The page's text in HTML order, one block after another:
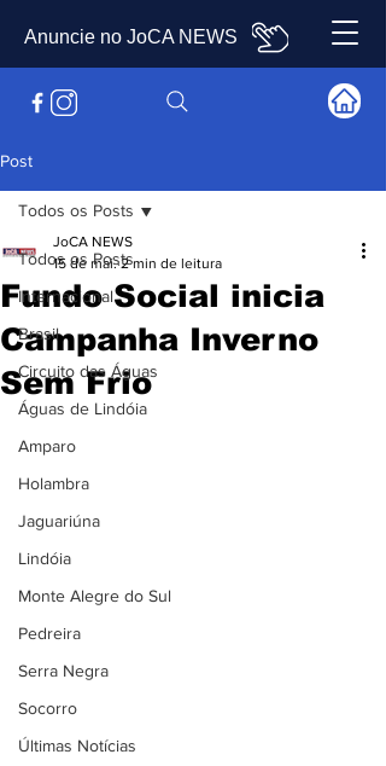
Anuncie no JoCA NEWS
Post
Todos os Posts
Internacional
Brasil
Circuito das Águas
Águas de Lindóia
Amparo
Holambra
Jaguariúna
Lindóia
Monte Alegre do Sul
Pedreira
Serra Negra
Socorro
Últimas Notícias
Todos os Posts
Fundo Social inicia
Campanha Inverno
Sem Frio
JoCA NEWS
15 de mai. 2 min de leitura